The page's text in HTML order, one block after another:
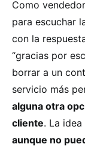
Como
para escuchar
con la
“gracias por
borrar a un
servicio más
alguna otra
cliente. La idea
aunque no